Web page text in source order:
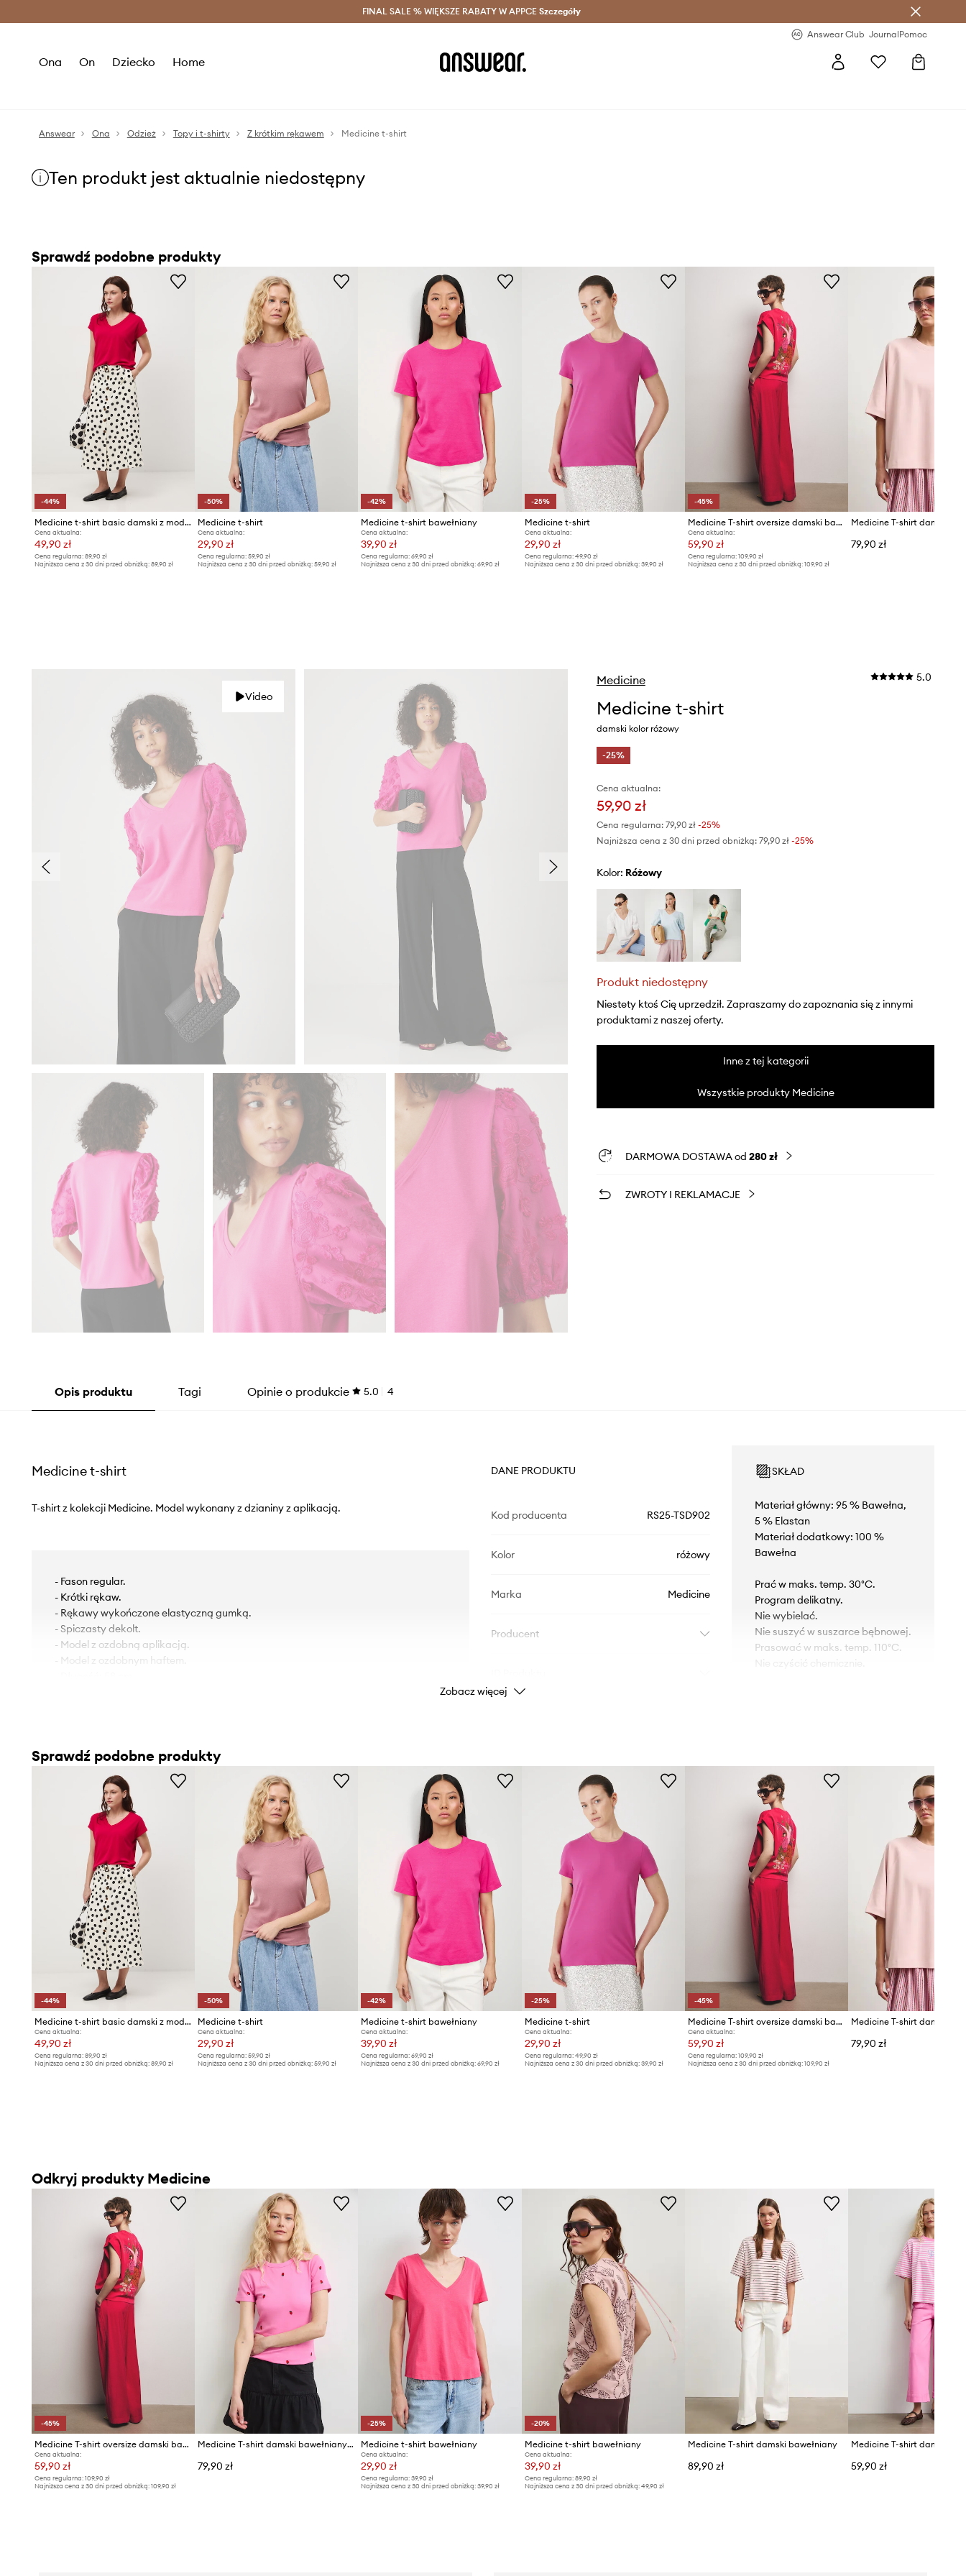
Oszczędzaj z Answear Club > Dostawa nawet w 24h >
FINAL SALE % WIĘKSZE RABATY W APPCE Szczegóły
Answear Club JournalPomoc
Ona On Dziecko Home
Answear Ona Odzież Topy i t-shirty Z krótkim rękawem Medicine t-shirt
Ten produkt jest aktualnie niedostępny
Sprawdź podobne produkty
-44%
Medicine t-shirt basic damski z modalem
Cena aktualna:
49,90 zł
Cena regularna: 89,90 zł
Najniższa cena z 30 dni przed obniżką: 89,90 zł
-50%
Medicine t-shirt
Cena aktualna:
29,90 zł
Cena regularna:59,90 zł
Najniższa cena z 30 dni przed obniżką:59,90 zł
-42%
Medicine t-shirt bawełniany
Cena aktualna:
39,90 zł
Cena regularna: 69,90 zł
Najniższa cena z 30 dni przed obniżką: 69,90 zł
-25%
Medicine t-shirt
Cena aktualna:
29,90 zł
Cena regularna: 49,90 zł
Najniższa cena z 30 dni przed obniżką: 39,90 zł
-45%
Medicine T-shirt oversize damski bawełniany z elastanem
Cena aktualna:
59,90 zł
Cena regularna:109,90 zł
Najniższa cena z 30 dni przed obniżką:109,90 zł
Medicine T-shirt damski
79,90 zł
Video
Medicine 5.0
Medicine t-shirt
damski kolor różowy
-25%
Cena aktualna:
59,90 zł
Cena regularna: 79,90 zł-25%
Najniższa cena z 30 dni przed obniżką: 79,90 zł -25%
Kolor: różowy
Produkt niedostępny
Niestety ktoś Cię uprzedził. Zapraszamy do zapoznania się z innymi
produktami z naszej oferty.
Inne z tej kategorii
Wszystkie produkty Medicine
DARMOWA DOSTAWA od 280 zł
ZWROTY I REKLAMACJE
Opis produktu Tagi Opinie o produkcie 5.0 4
Medicine t-shirt
T-shirt z kolekcji Medicine. Model wykonany z dzianiny z aplikacją.
- Fason regular.
- Krótki rękaw.
- Rękawy wykończone elastyczną gumką.
- Spiczasty dekolt.
- Model z ozdobną aplikacją.
- Model z ozdobnym haftem.
DANE PRODUKTU
Kod producenta RS25-TSD902
Kolor różowy
Marka Medicine
Producent
SKŁAD
Materiał główny: 95 % Bawełna,
5 % Elastan
Materiał dodatkowy: 100 %
Bawełna
Prać w maks. temp. 30°C.
Program delikatny.
Nie wybielać.
Nie suszyć w suszarce bębnowej.
Prasować w maks. temp. 110°C.
Nie czyścić chemicznie.
Krój: regular fit
WYMIARY
Rozmiarówka zawyżona
Zalecamy wybór rozmiaru
mniejszego, niż nosisz zazwyczaj.
Zobacz wymiary produktu
Zobacz więcej
Sprawdź podobne produkty
-44%
Medicine t-shirt basic damski z modalem
Cena aktualna:
49,90 zł
Cena regularna: 89,90 zł
Najniższa cena z 30 dni przed obniżką: 89,90 zł
-50%
Medicine t-shirt
Cena aktualna:
29,90 zł
Cena regularna:59,90 zł
Najniższa cena z 30 dni przed obniżką:59,90 zł
-42%
Medicine t-shirt bawełniany
Cena aktualna:
39,90 zł
Cena regularna: 69,90 zł
Najniższa cena z 30 dni przed obniżką: 69,90 zł
-25%
Medicine t-shirt
Cena aktualna:
29,90 zł
Cena regularna: 49,90 zł
Najniższa cena z 30 dni przed obniżką: 39,90 zł
-45%
Medicine T-shirt oversize damski bawełniany z elastanem
Cena aktualna:
59,90 zł
Cena regularna:109,90 zł
Najniższa cena z 30 dni przed obniżką:109,90 zł
Medicine T-shirt damski
79,90 zł
Odkryj produkty Medicine
-45%
Medicine T-shirt oversize damski bawełniany z elastanem
Cena aktualna:
59,90 zł
Cena regularna: 109,90 zł
Najniższa cena z 30 dni przed obniżką: 109,90 zł
Medicine T-shirt damski bawełniany z elastanem
79,90 zł
-25%
Medicine t-shirt bawełniany
Cena aktualna:
29,90 zł
Cena regularna: 39,90 zł
Najniższa cena z 30 dni przed obniżką: 39,90 zł
-20%
Medicine t-shirt bawełniany
Cena aktualna:
39,90 zł
Cena regularna: 89,90 zł
Najniższa cena z 30 dni przed obniżką: 49,90 zł
Medicine T-shirt damski bawełniany
89,90 zł
Medicine T-shirt damski
59,90 zł